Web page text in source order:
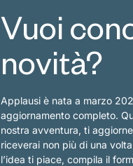
Vuoi
novità?
Applausi è nata a marzo
aggiornamento completo.
nostra avventura, ti
riceverai non più di una
l’idea ti piace, compila il